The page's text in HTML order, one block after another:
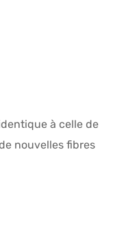
à celle de
nouvelles fibres